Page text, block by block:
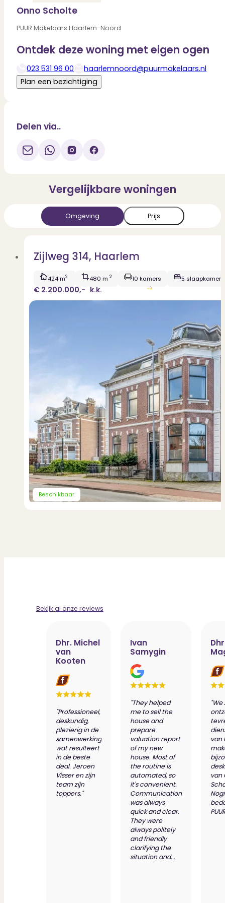
Onno Scholte
PUUR Makelaars Haarlem-Noord
Ontdek deze woning met eigen ogen
023 531 96 00
haarlemnoord@puurmakelaars.nl
Plan een bezichtiging
Delen via..
Vergelijkbare woningen
Omgeving Prijs
Zijlweg 314, Haarlem
424 m2 480 m2 10 kamers 5 slaapkamers
€ 2.200.000,- k.k.
Beschikbaar
Bekijk al onze reviews
Dhr. Michel
van
Kooten
"Professioneel,
deskundig,
plezierig in de
samenwerking
wat resulteert
in de beste
deal. Jeroen
Visser en zijn
team zijn
toppers."
Ivan
Samygin
"They helped
me to sell the
house and
prepare
valuation report
of my new
house. Most of
the routine is
automated, so
it's convenient.
Communication
was always
quick and clear.
They were
always politely
and friendly
clarifying the
situation and...
"We
van
van